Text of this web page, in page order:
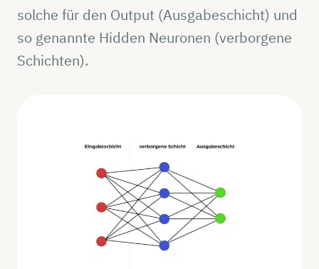
solche für den Output (Ausgabeschicht) und
so genannte Hidden Neuronen (verborgene
Schichten).